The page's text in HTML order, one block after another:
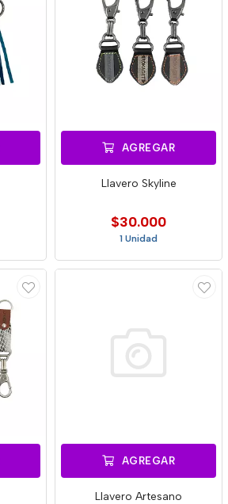
AGREGAR
Llavero Skyline
$30.000
1 Unidad
AGREGAR
Llavero Artesano